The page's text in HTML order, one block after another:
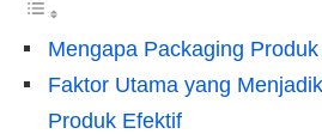
Mengapa Packaging
Faktor Utama yang
Produk Efektif